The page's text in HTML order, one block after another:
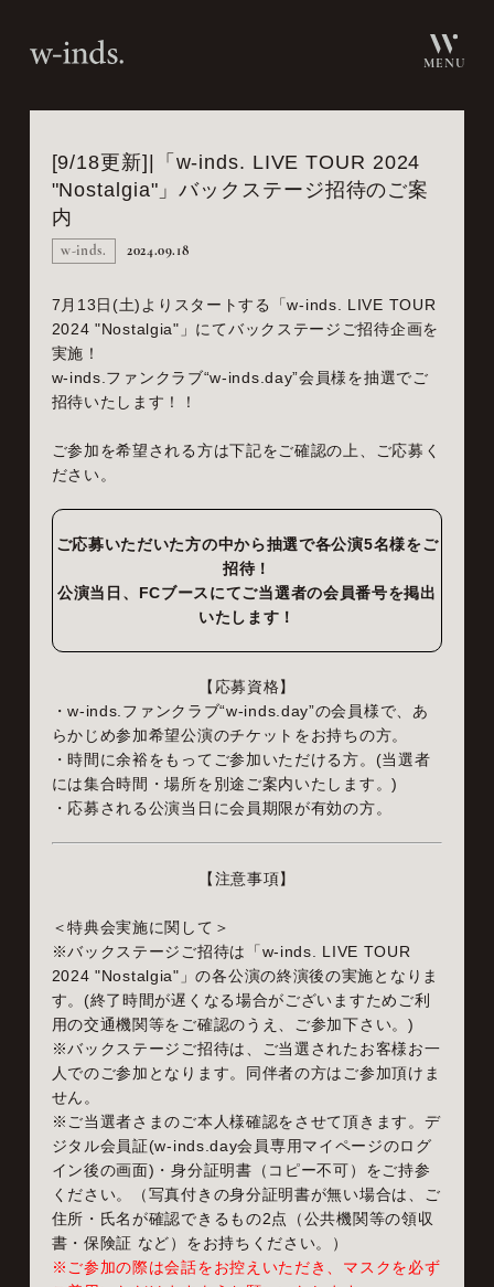
MENU
[9/18更新]|「w-inds. LIVE TOUR 2024
"Nostalgia"」バックステージ招待のご案
内
w-inds. 2024.09.18
7月13日(土)よりスタートする「w-inds. LIVE TOUR
2024 "Nostalgia"」にてバックステージご招待企画を
実施！
w-inds.ファンクラブ“w-inds.day”会員様を抽選でご
招待いたします！！
ご参加を希望される方は下記をご確認の上、ご応募く
ださい。
ご応募いただいた方の中から抽選で各公演5名様をご
招待！
公演当日、FCブースにてご当選者の会員番号を掲出
いたします！
【応募資格】
・w-inds.ファンクラブ“w-inds.day”の会員様で、あ
らかじめ参加希望公演のチケットをお持ちの方。
・時間に余裕をもってご参加いただける方。(当選者
には集合時間・場所を別途ご案内いたします。)
・応募される公演当日に会員期限が有効の方。
【注意事項】
＜特典会実施に関して＞
※バックステージご招待は「w-inds. LIVE TOUR
2024 "Nostalgia"」の各公演の終演後の実施となりま
す。(終了時間が遅くなる場合がございますためご利
用の交通機関等をご確認のうえ、ご参加下さい。)
※バックステージご招待は、ご当選されたお客様お一
人でのご参加となります。同伴者の方はご参加頂けま
せん。
※ご当選者さまのご本人様確認をさせて頂きます。デ
ジタル会員証(w-inds.day会員専用マイページのログ
イン後の画面)・身分証明書（コピー不可）をご持参
ください。（写真付きの身分証明書が無い場合は、ご
住所・氏名が確認できるもの2点（公共機関等の領収
書・保険証 など）をお持ちください。）
※ご参加の際は会話をお控えいただき、マスクを必ず